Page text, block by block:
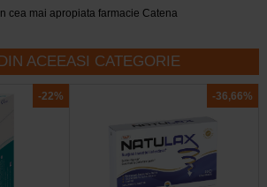
cea mai apropiata farmacie Catena
ACEEASI CATEGORIE
-22% -36,66%